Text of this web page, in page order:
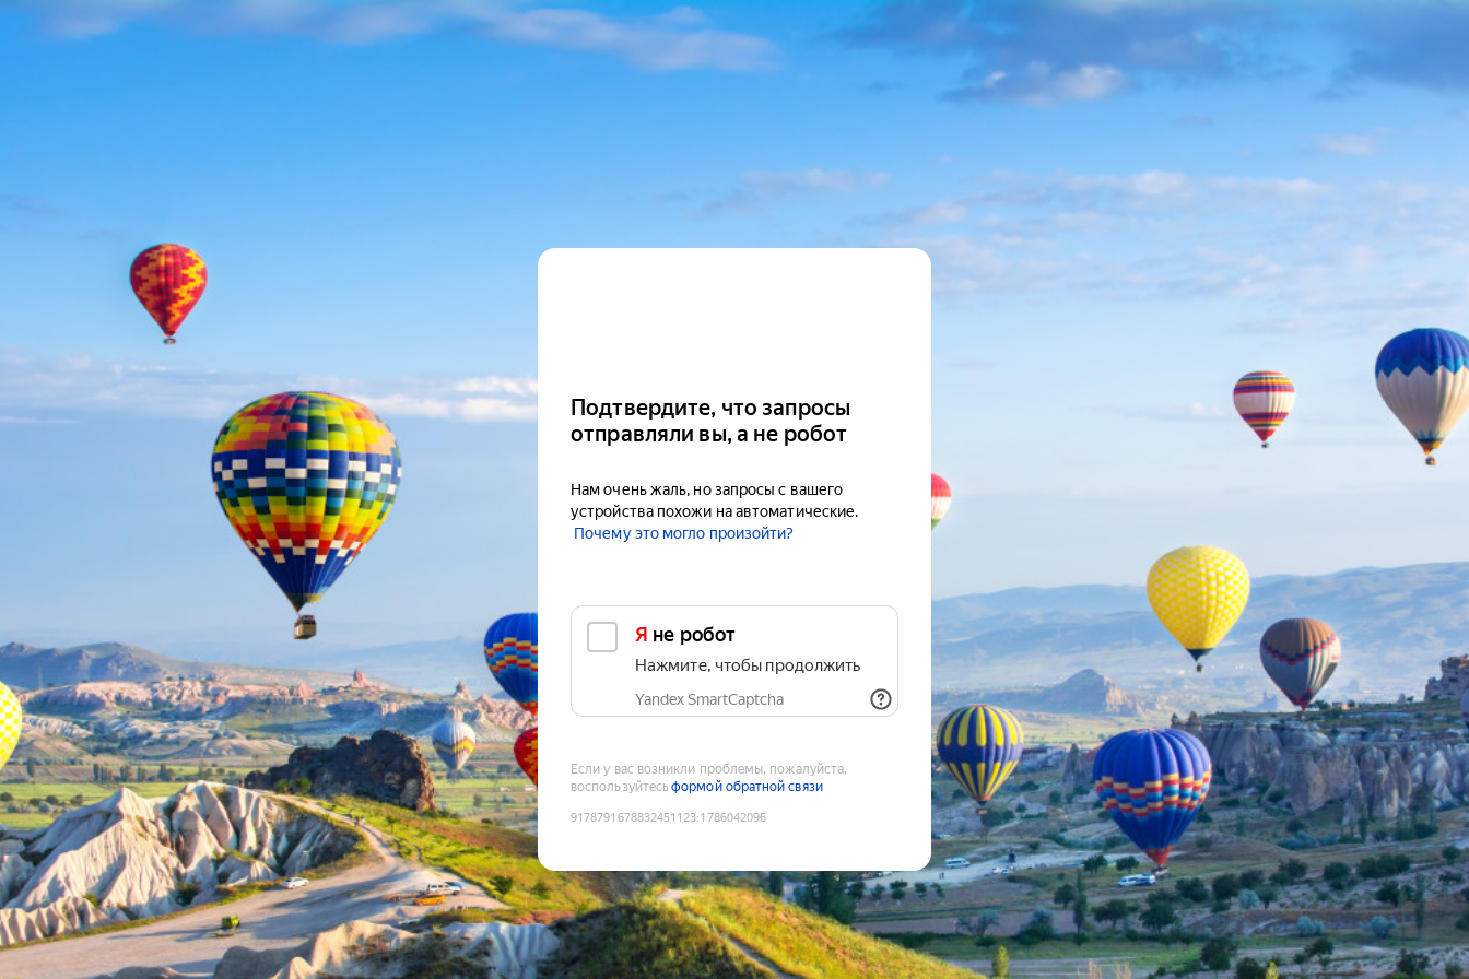
Подтвердите, что запросы
отправляли вы, а не робот
Нам очень жаль, но запросы с вашего
устройства похожи на автоматические.
Почему это могло произойти?
Я не робот
Нажмите, чтобы продолжить
Yandex SmartCaptcha
Если у вас возникли проблемы, пожалуйста,
воспользуйтесьформой обратной связи
9178791678832451123:1786042096